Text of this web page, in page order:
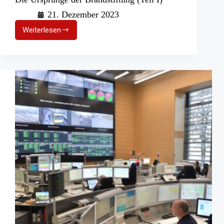
21. Dezember 2023
Weiterlesen
Die
Ursprünge
(Teil
I)